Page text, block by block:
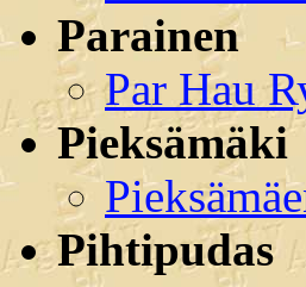
Parainen
Par Hau
Pieksämäki
Pihtipudas